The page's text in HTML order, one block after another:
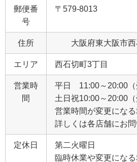
郵便番
号
〒579-8013
住所 大阪府東大阪市
エリア 西石切町3丁目
営業時
間
平日 11:00～20:00（
土日祝10:00～20:00（
営業時間が変更にな
詳しくは各店舗にお
定休日
第二火曜日
臨時休業や変更にな